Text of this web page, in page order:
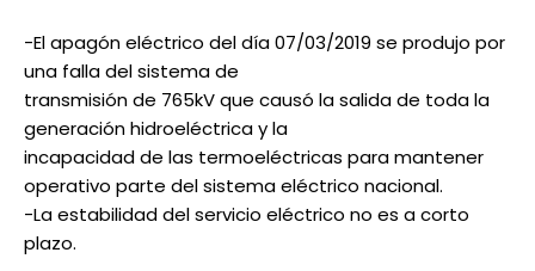
-El apagón eléctrico del día 07/03/2019 se produjo por
una falla del sistema de
transmisión de 765kV que causó la salida de toda la
generación hidroeléctrica y la
incapacidad de las termoeléctricas para mantener
operativo parte del sistema eléctrico nacional.
-La estabilidad del servicio eléctrico no es a corto
plazo.